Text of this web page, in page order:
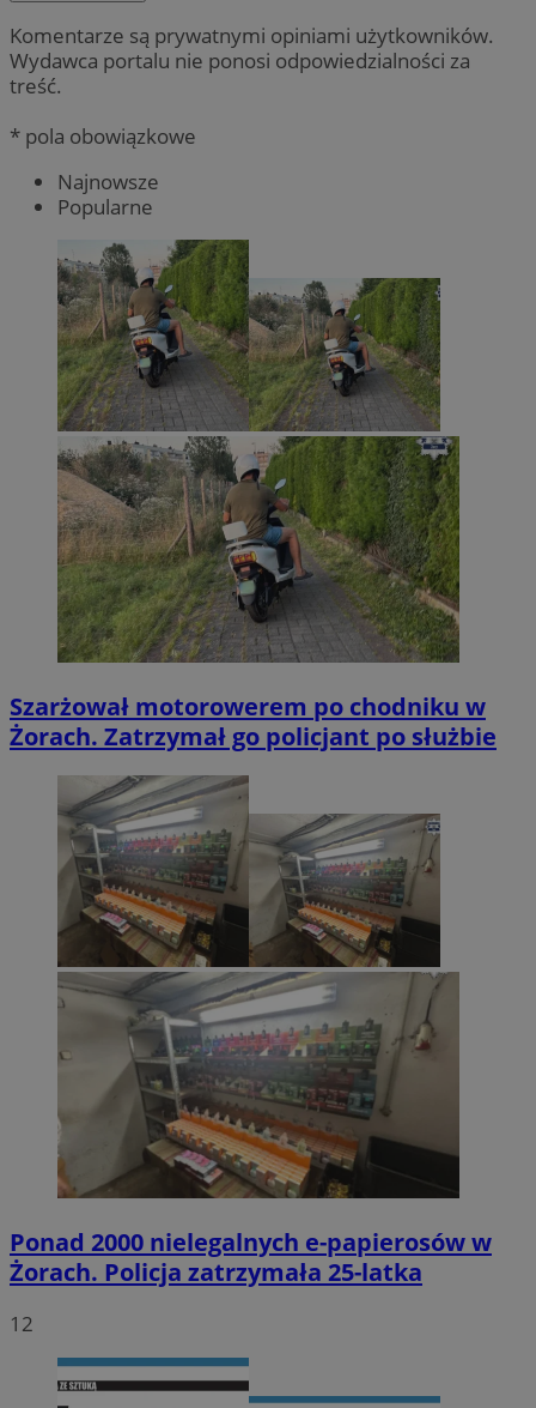
Komentarze są prywatnymi opiniami użytkowników.
Wydawca portalu nie ponosi odpowiedzialności za
treść.
* pola obowiązkowe
Najnowsze
Popularne
Szarżował motorowerem po chodniku w
Żorach. Zatrzymał go policjant po służbie
Ponad 2000 nielegalnych e-papierosów w
Żorach. Policja zatrzymała 25-latka
12